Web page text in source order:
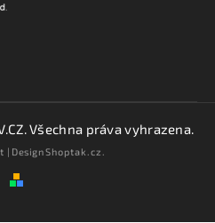
. Všechna práva vyhrazena.
| DesignShoptak.cz.